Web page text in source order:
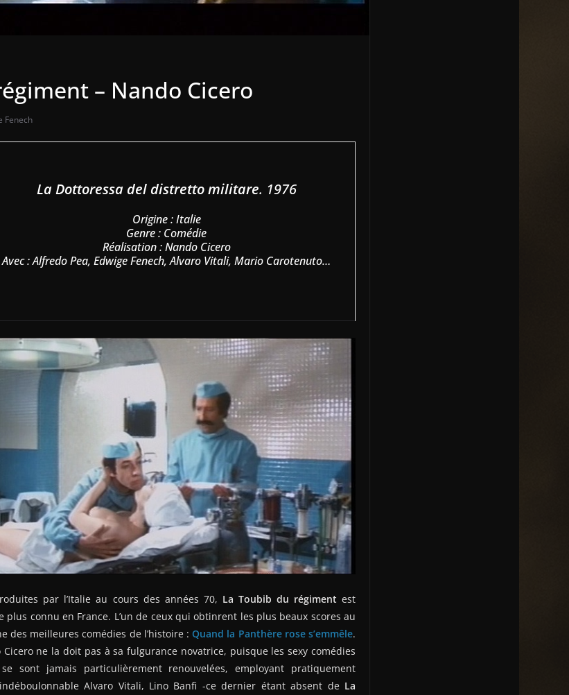
– Nando Cicero
Fenech
La Dottoressa del distretto militare. 1976
Origine : Italie
Genre : Comédie
Réalisation : Nando Cicero
Avec : Alfredo Pea, Edwige Fenech, Alvaro Vitali, Mario Carotenuto…
par l’Italie au cours des années 70, La Toubib du régiment est
connu en France. L’un de ceux qui obtinrent les plus beaux scores au
des meilleures comédies de l’histoire : Quand la Panthère rose s’emmêle.
ne la doit pas à sa fulgurance novatrice, puisque les sexy comédies
sont jamais particulièrement renouvelées, employant pratiquement
Alvaro Vitali, Lino Banfi -ce dernier étant absent de La